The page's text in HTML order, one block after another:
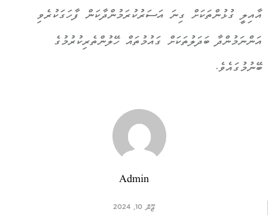
އާއިލީ ގުޅުންތަކަށް ގިނަ އަސަރުކުރަމުންދާކަން ފާހަގަކުރެވި
އަންނަމުންދާ ބަދަލުތަކަށް ގައުމުތައް ހޭލުންތެރިކުރުމުގެ
ބޭނުމުގައެވެ.
Admin
ޖޫން 10, 2024